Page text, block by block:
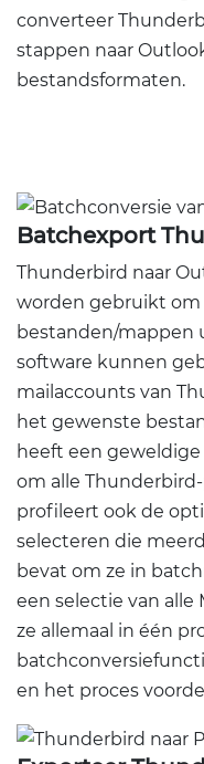
converteer
stappen naar
bestandsformaten.
Batchexport
Thunderbird naar
worden gebruikt
bestanden/mappen
software kunnen
mailaccounts van
het gewenste
heeft een
om alle
profileert ook de
selecteren die
bevat om ze in
een selectie van
ze allemaal in één
en het proces